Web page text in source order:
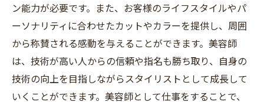
ン能力が必要です。また、お客様のライフスタイルやパ
ーソナリティに合わせたカットやカラーを提供し、周囲
から称賛される感動を与えることができます。美容師
は、技術が高い人からの信頼や指名も勝ち取り、自身の
技術の向上を目指しながらスタイリストとして成長して
いくことができます。美容師として仕事をすることで、